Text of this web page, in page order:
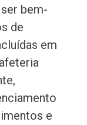
bem-
de
em
e